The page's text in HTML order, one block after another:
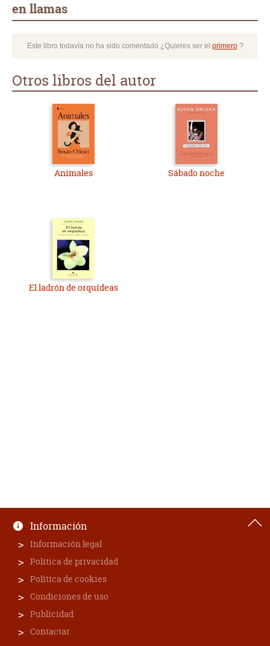
en llamas
Este libro todavía no ha sido comentado ¿Quieres ser el primero?
Otros libros del autor
Animales Sábado noche
El ladrón de orquídeas
Información
Información legal
Política de privacidad
Política de cookies
Condiciones de uso
Publicidad
Contactar